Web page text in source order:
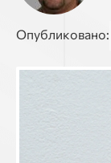
Опубликовано: